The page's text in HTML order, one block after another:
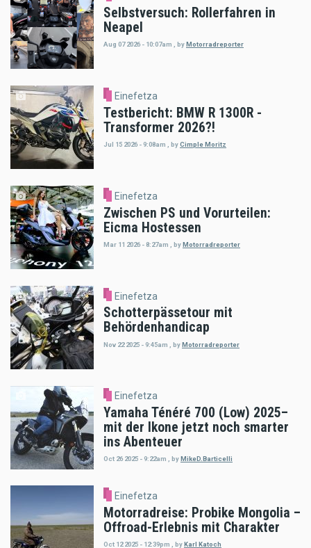
Selbstversuch: Rollerfahren in
Neapel
Aug 07 2026 - 10:07am , byMotorradreporter
Einefetza
Testbericht: BMW R 1300R -
Transformer 2026?!
Jul 15 2026 - 9:08am byCimple Moritz
Einefetza
Zwischen PS und Vorurteilen:
Eicma Hostessen
Mar 11 2026 - 8:27am byMotorradreporter
Einefetza
Schotterpässetour mit
Behördenhandicap
Nov 22 2025 - 9:45am byMotorradreporter
Einefetza
Yamaha Ténéré 700 (Low) 2025–
mit der Ikone jetzt noch smarter
ins Abenteuer
Oct 26 2025 - 9:22am , by MikeD.Barticelli
Einefetza
Motorradreise: Probike Mongolia –
Offroad-Erlebnis mit Charakter
Oct 12 2025 - 12:39pm byKarl Katoch